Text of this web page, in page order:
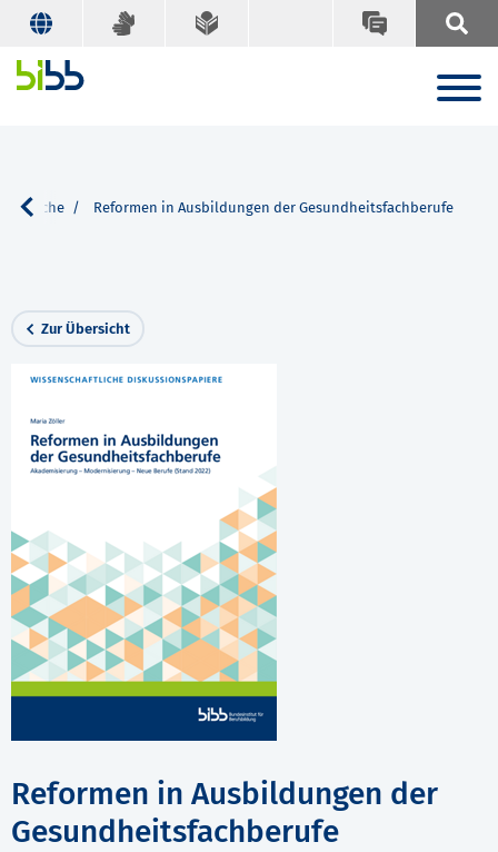
Suche Reformen in Ausbildungen der Gesundheitsfachberufe
Zur Übersicht
Reformen in Ausbildungen der
Gesundheitsfachberufe